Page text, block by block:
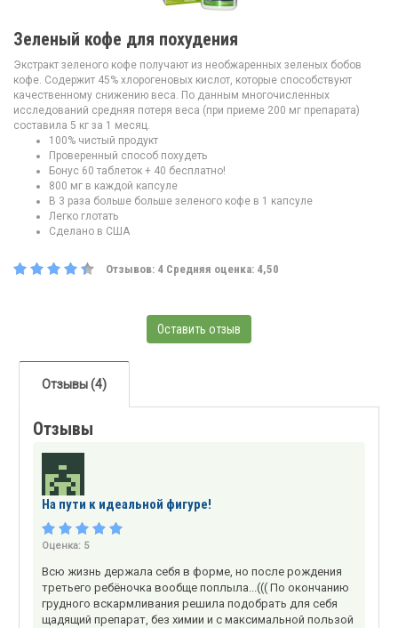
Зеленый кофе для похудения
Экстракт зеленого кофе получают из необжаренных зеленых бобов
кофе. Содержит 45% хлорогеновых кислот, которые способствуют
качественному снижению веса. По данным многочисленных
исследований средняя потеря веса (при приеме 200 мг препарата)
составила 5 кг за 1 месяц.
100% чистый продукт
Проверенный способ похудеть
Бонус 60 таблеток + 40 бесплатно!
800 мг в каждой капсуле
В 3 раза больше больше зеленого кофе в 1 капсуле
Легко глотать
Сделано в США
Отзывов: 4 Средняя оценка: 4,50
Оставить отзыв
Отзывы (4)
Отзывы
На пути к идеальной фигуре!
Оценка: 5
Всю жизнь держала себя в форме, но после рождения
третьего ребёночка вообще поплыла...((( По окончанию
грудного вскармливания решила подобрать для себя
щадящий препарат, без химии и с максимальной пользой